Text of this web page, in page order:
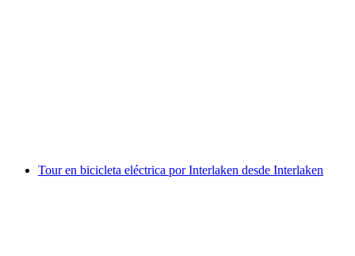
Tour en bicicleta eléctrica por Interlaken desde Interlaken